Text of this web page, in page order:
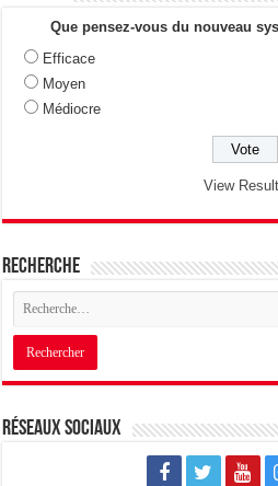
Que pensez-vous du nouveau
Efficace
Moyen
Médiocre
View
Recherche
Réseaux sociaux